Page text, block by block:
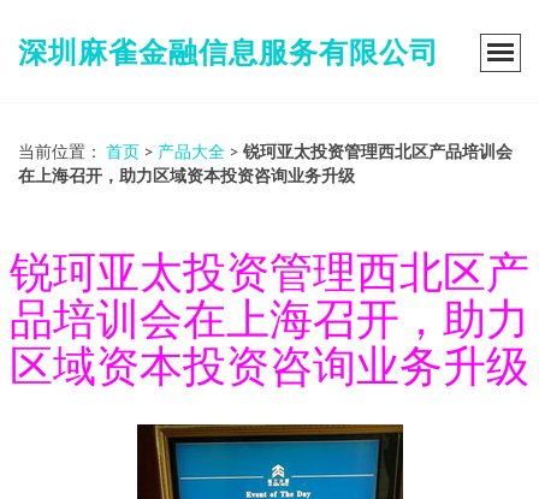
深圳麻雀金融信息服务有限公司
当前位置： 首页 > 产品大全 > 锐珂亚太投资管理西北区产品培训会
在上海召开，助力区域资本投资咨询业务升级
锐珂亚太投资管理西北区产
品培训会在上海召开，助力
区域资本投资咨询业务升级